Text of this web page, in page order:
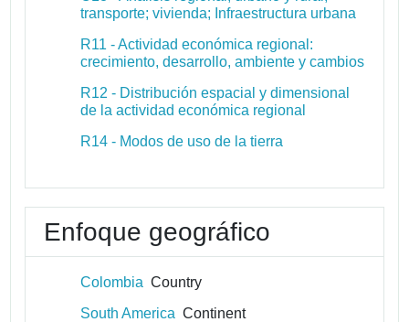
transporte; vivienda; Infraestructura urbana
R11 - Actividad económica regional:
crecimiento, desarrollo, ambiente y cambios
R12 - Distribución espacial y dimensional
de la actividad económica regional
R14 - Modos de uso de la tierra
Enfoque geográfico
Colombia Country
South America Continent